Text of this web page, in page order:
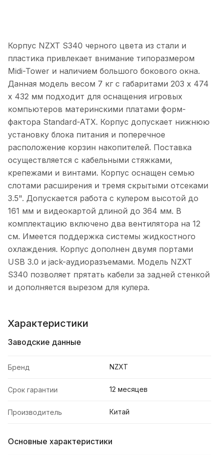
Корпус NZXT S340 черного цвета из стали и
пластика привлекает внимание типоразмером
Midi-Tower и наличием большого бокового окна.
Данная модель весом 7 кг с габаритами 203 x 474
x 432 мм подходит для оснащения игровых
компьютеров материнскими платами форм-
фактора Standard-ATX. Корпус допускает нижнюю
установку блока питания и поперечное
расположение корзин накопителей. Поставка
осуществляется с кабельными стяжками,
крепежами и винтами. Корпус оснащен семью
слотами расширения и тремя скрытыми отсеками
3.5". Допускается работа с кулером высотой до
161 мм и видеокартой длиной до 364 мм. В
комплектацию включено два вентилятора на 12
см. Имеется поддержка системы жидкостного
охлаждения. Корпус дополнен двумя портами
USB 3.0 и jack-аудиоразъемами. Модель NZXT
S340 позволяет прятать кабели за задней стенкой
и дополняется вырезом для кулера.
Характеристики
Заводские данные
Бренд NZXT
Срок гарантии 12 месяцев
Производитель Китай
Основные характеристики